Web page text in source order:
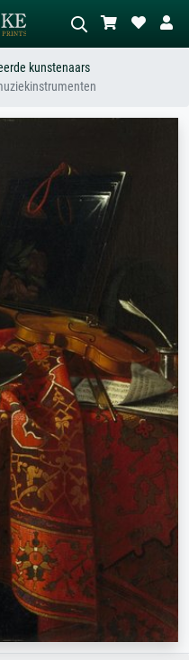
olieverfschilderij, staand naakt naast
kunstenaars